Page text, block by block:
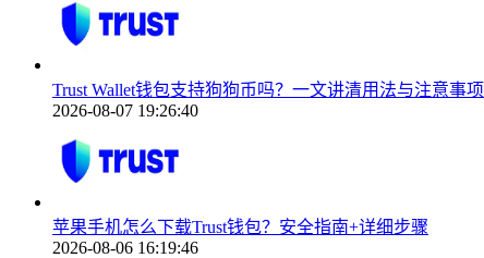
Trust Wallet钱包支持狗狗币吗？一文讲清用法与注意事项
2026-08-07 19:26:40
苹果手机怎么下载Trust钱包？安全指南+详细步骤
2026-08-06 16:19:46